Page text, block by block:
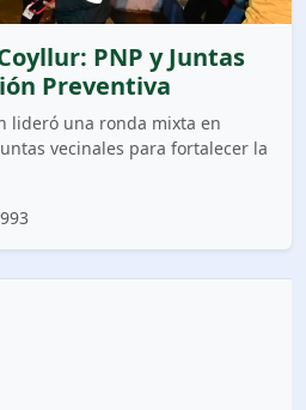
PNP y Juntas
Preventiva
lideró una ronda mixta en
vecinales para fortalecer la
993